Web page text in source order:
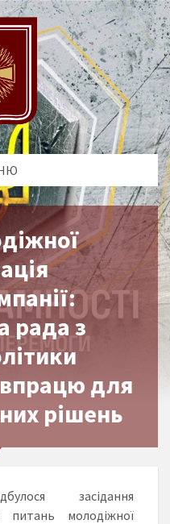
рада з
для
рішень
засідання
молодіжної